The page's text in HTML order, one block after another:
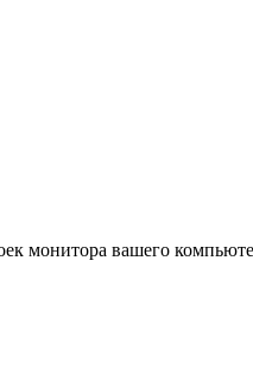
монитора вашего